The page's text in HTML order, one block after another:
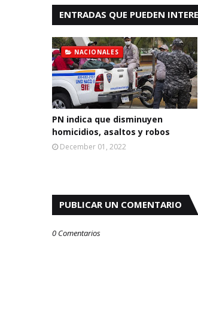
ENTRADAS QUE PUEDEN
NACIONALES
PN indica que disminuyen
homicidios, asaltos y robos
December 01, 2022
PUBLICAR UN COMENTARIO
0 Comentarios